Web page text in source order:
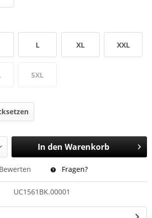
L XL XXL
5XL
In den Warenkorb
Bewerten Fragen?
UC1561BK.00001